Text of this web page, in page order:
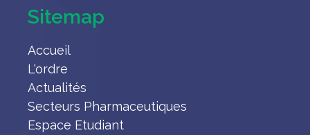
Sitemap
Accueil
L'ordre
Actualités
Secteurs Pharmaceutiques
Espace Etudiant